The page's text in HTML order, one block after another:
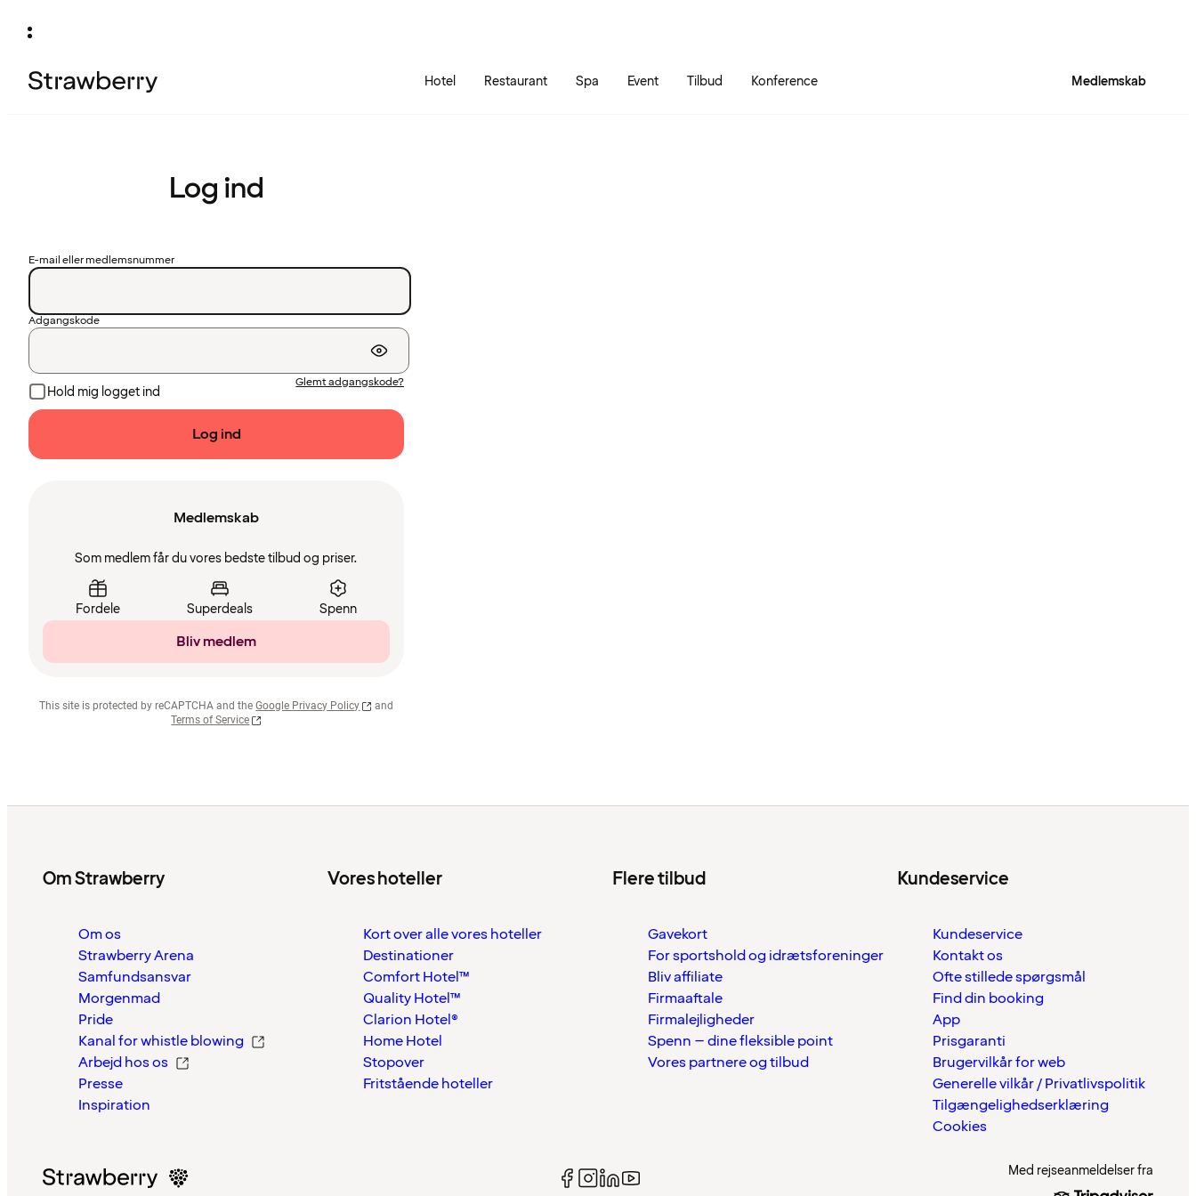
Hotel Restaurant Spa Event Tilbud Konference Medlemskab
Log ind
E-mail eller medlemsnummer
Adgangskode
Hold mig logget ind
Glemt adgangskode?
Log ind
Medlemskab
Som medlem får du vores bedste tilbud og priser.
Fordele Superdeals Spenn
Bliv medlem
This site is protected by reCAPTCHA and the Google Privacy Policy
and
Terms of Service
Om Strawberry
Om os
Strawberry Arena
Samfundsansvar
Morgenmad
Pride
Kanal for whistle blowing
Arbejd hos os
Presse
Inspiration
Vores hoteller
Kort over alle vores hoteller
Destinationer
Comfort Hotel™
Quality Hotel™
Clarion Hotel®
Home Hotel
Stopover
Fritstående hoteller
Flere tilbud
Gavekort
For sportshold og idrætsforeninger
Bliv affiliate
Firmaaftale
Firmalejligheder
Spenn – dine fleksible point
Vores partnere og tilbud
Kundeservice
Kundeservice
Kontakt os
Ofte stillede spørgsmål
Find din booking
App
Prisgaranti
Brugervilkår for web
Generelle vilkår / Privatlivspolitik
Tilgængelighedserklæring
Cookies
Med rejseanmeldelser fra